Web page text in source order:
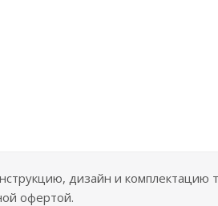
дизайн и комплектацию
офертой.